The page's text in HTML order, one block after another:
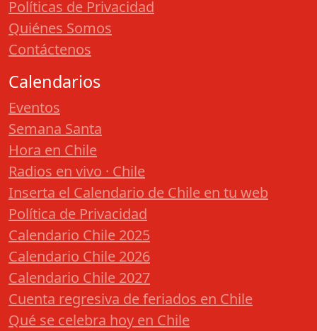
Políticas de Privacidad
Quiénes Somos
Contáctenos
Calendarios
Eventos
Semana Santa
Hora en Chile
Radios en vivo · Chile
Inserta el Calendario de Chile en tu web
Política de Privacidad
Calendario Chile 2025
Calendario Chile 2026
Calendario Chile 2027
Cuenta regresiva de feriados en Chile
Qué se celebra hoy en Chile